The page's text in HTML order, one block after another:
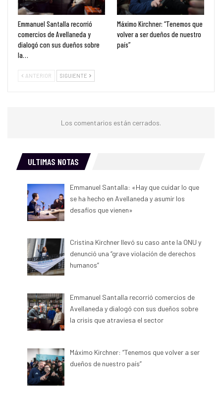
Emmanuel Santalla recorrió
comercios de Avellaneda y
dialogó con sus dueños sobre
la…
Máximo Kirchner: “Tenemos que
volver a ser dueños de nuestro
país”
ANTERIOR SIGUIENTE
Los comentarios están cerrados.
ULTIMAS NOTAS
Emmanuel Santalla: «Hay que cuidar lo que
se ha hecho en Avellaneda y asumir los
desafíos que vienen»
Cristina Kirchner llevó su caso ante la ONU y
denunció una “grave violación de derechos
humanos”
Emmanuel Santalla recorrió comercios de
Avellaneda y dialogó con sus dueños sobre
la crisis que atraviesa el sector
Máximo Kirchner: “Tenemos que volver a ser
dueños de nuestro país”